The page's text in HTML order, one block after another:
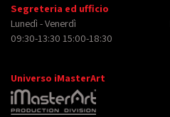
Segreteria ed ufficio
Lunedì - Venerdì
09:30-13:30 15:00-18:30
Universo iMasterArt